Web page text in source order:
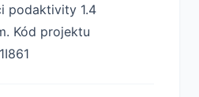
podaktivity 1.4
Kód projektu